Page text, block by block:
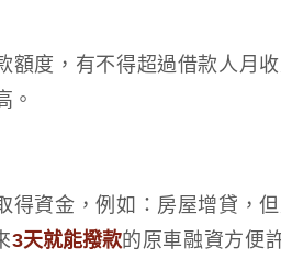
額度，有不得超過借款人月
。
得資金，例如：房屋增貸，
3天就能撥款的原車融資方便